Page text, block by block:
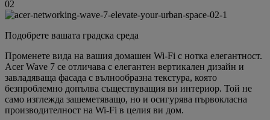
Подобрете вашата градска среда
Променете вида на вашия домашен Wi-Fi с нотка елегантност.
Acer Wave 7 се отличава с елегантен вертикален дизайн и
завладяваща фасада с вълнообразна текстура, която
безпроблемно допълва съществуващия ви интериор. Той не
само изглежда зашеметяващо, но и осигурява първокласна
производителност на Wi-Fi в целия ви дом.